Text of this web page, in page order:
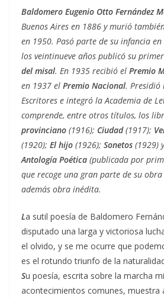
Baldomero Eugenio Otto Fernández
Buenos Aires en 1886 y murió
en 1950. Pasó parte de su infancia en
los veintinueve años publicó su
del misal. En 1935 recibió el Premio
en 1937 el Premio Nacional. Presidió
Escritores e integró la Academia de
comprende, entre otros títulos, los
provinciano (1916); Ciudad(1917);
(1920); El hijo (1926); Sonetos (1929)
Antología Poética (publicada por
que recoge una gran parte de su obra
además obra inédita.
La sutil poesía de Baldomero
disputado una larga y victoriosa
el olvido, y se me ocurre que
es el rotundo triunfo de la
Su poesía, escrita sobre la marcha
acontecimientos comunes, muestra